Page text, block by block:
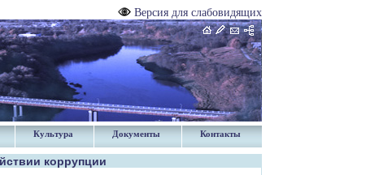
Версия для слабовидящих
Культура Документы Контакты
коррупции